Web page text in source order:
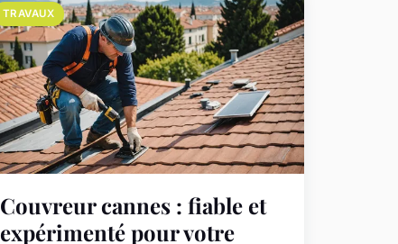
TRAVAUX
Couvreur cannes : fiable et
expérimenté pour votre